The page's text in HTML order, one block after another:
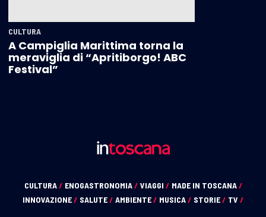
CULTURA
A Campiglia Marittima torna la
meraviglia di “Apritiborgo! ABC
Festival”
CULTURA/ ENOGASTRONOMIA/ VIAGGI / MADE IN TOSCANA/
INNOVAZIONE/ SALUTE/ AMBIENTE/ MUSICA/ STORIE/ TV /